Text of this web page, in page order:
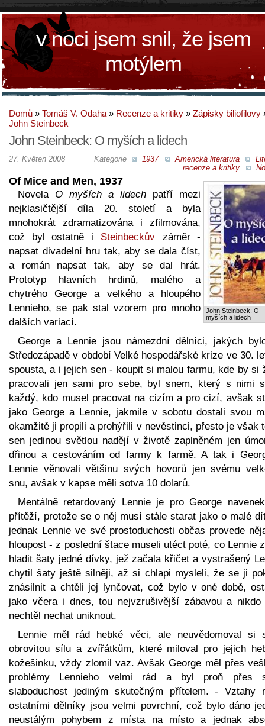
v noci jsem snil, že jsem
motýlem
Domů » Tomáš V. Odaha » Recenze a kritiky » Zápisky biliofilovy
John Steinbeck
John Steinbeck: O myších a lidech
Kategorie 1937 Americká literatura
recenze a kritiky
27. Květen 2008
John Steinbeck: O
myších a lidech
Of Mice and Men, 1937
Novela O myších a lidech patří mezi
nejklasičtější díla 20. století a byla
mnohokrát zdramatizována i zfilmována,
což byl ostatně i
Steinbeckův záměr -
napsat divadelní hru tak, aby se dala číst,
a román napsat tak, aby se dal hrát.
Prototyp hlavních hrdinů, malého a
chytrého George a velkého a hloupého
Lennieho, se pak stal vzorem pro mnoho
dalších variací.
George a Lennie jsou námezdní dělníci, jakých
Středozápadě v období Velké hospodářské krize ve 30.
spousta, a i jejich sen - koupit si malou farmu, kde by si
pracovali jen sami pro sebe, byl snem, který s nimi
každý, kdo musel pracovat na cizím a pro cizí, avšak
jako George a Lennie, jakmile v sobotu dostali svou
okamžitě ji propili a prohýřili v nevěstinci, přesto je však
sen jedinou světlou nadějí v životě zaplněném jen
dřinou a cestováním od farmy k farmě. A tak i
Lennie věnovali většinu svých hovorů jen svému
snu, avšak v kapse měli sotva 10 dolarů.
Mentálně retardovaný Lennie je pro George
přítěží, protože se o něj musí stále starat jako o malé
jednak Lennie ve své prostoduchosti občas provede
hloupost - z poslední štace museli utéct poté, co Lennie
hladit šaty jedné dívky, jež začala křičet a vystrašený
chytil šaty ještě silněji, až si chlapi mysleli, že se ji
znásilnit a chtěli jej lynčovat, což bylo v oné době,
jako včera i dnes, tou nejvzrušivější zábavou a
nechtěl nechat uniknout.
Lennie měl rád hebké věci, ale neuvědomoval si
obrovitou sílu a zvířátkům, které miloval pro jejich
kožešinku, vždy zlomil vaz. Avšak George měl přes
problémy Lennieho velmi rád a byl proň přes
slaboduchost jediným skutečným přítelem. - Vztahy
ostatními dělníky jsou velmi povrchní, což bylo dáno
neustálým pohybem z místa na místo a jednak